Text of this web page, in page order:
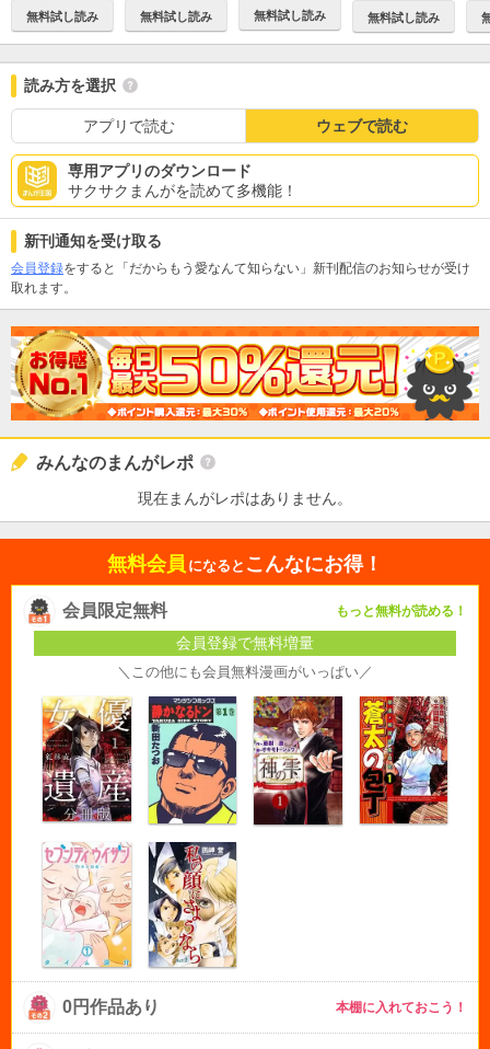
無料試し読み 無料試し読み 無料試し読み 無料試し読み
読み方を選択
アプリで読む ウェブで読む
専用アプリのダウンロード
サクサクまんがを読めて多機能！
新刊通知を受け取る
会員登録をすると「だからもう愛なんて知らない」新刊配信のお知らせが受け
取れます。
みんなのまんがレポ
現在まんがレポはありません。
無料会員 になると こんなにお得！
会員限定無料 もっと無料が読める！
会員登録で無料増量
＼この他にも会員無料漫画がいっぱい／
0円作品あり 本棚に入れておこう！